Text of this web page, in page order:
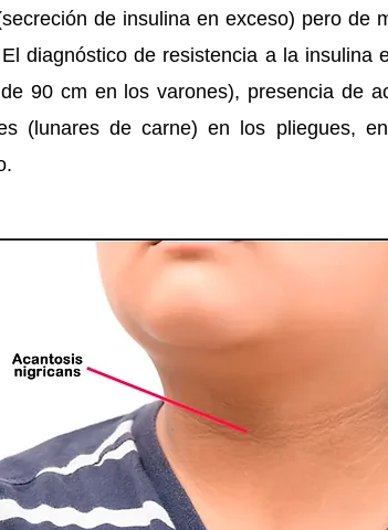
de insulina en exceso) pero de
diagnóstico de resistencia a la insulina
90 cm en los varones), presencia de
(lunares de carne) en los pliegues,